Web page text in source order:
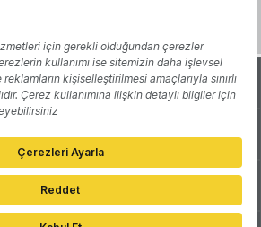
Yazarlar
Reklam